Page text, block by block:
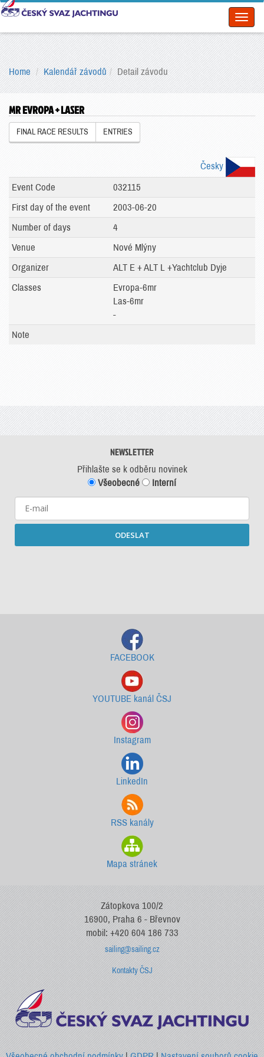
Home Kalendář závodů Detail závodu
MR EVROPA + LASER
FINAL RACE RESULTS ENTRIES
Česky
Event Code
032115
First day of the event
2003-06-20
Number of days
4
Venue
Nové Mlýny
Organizer
ALT E + ALT L +Yachtclub Dyje
Classes
Evropa-6mr
Las-6mr
-
Note
NEWSLETTER
Přihlašte se k odběru novinek
Všeobecné
Interní
ODESLAT
FACEBOOK
YOUTUBE kanál ČSJ
Instagram
LinkedIn
RSS kanály
Mapa stránek
Zátopkova 100/2
16900, Praha 6 - Břevnov
mobil: +420 604 186 733
sailing@sailing.cz
Kontakty ČSJ